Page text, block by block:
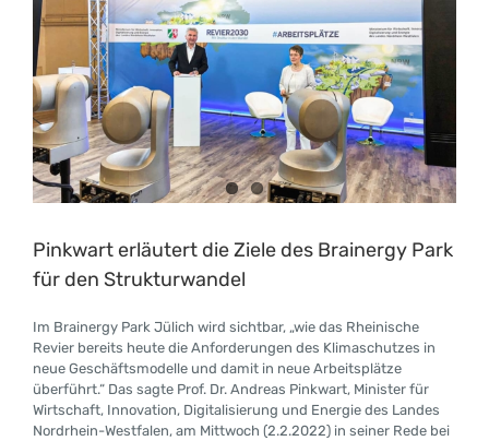
Pinkwart erläutert die Ziele des Brainergy Park
für den Strukturwandel
Im Brainergy Park Jülich wird sichtbar, „wie das Rheinische
Revier bereits heute die Anforderungen des Klimaschutzes in
neue Geschäftsmodelle und damit in neue Arbeitsplätze
überführt.“ Das sagte Prof. Dr. Andreas Pinkwart, Minister für
Wirtschaft, Innovation, Digitalisierung und Energie des Landes
Nordrhein-Westfalen, am Mittwoch (2.2.2022) in seiner Rede bei